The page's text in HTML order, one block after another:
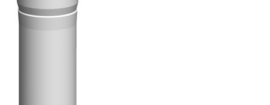
Webáruház